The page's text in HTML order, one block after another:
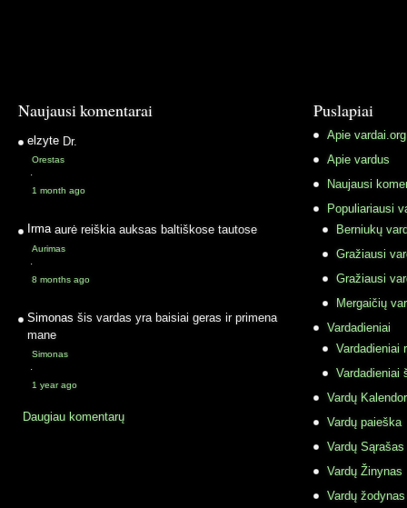
Naujausi komentarai
elzyte Dr.
Orestas
·
1 month ago
Irma aurė reiškia auksas baltiškose tautose
Aurimas
·
8 months ago
Simonas šis vardas yra baisiai geras ir primena
mane
Simonas
·
1 year ago
Daugiau komentarų
Puslapiai
Apie vardai.org
Apie vardus
Naujausi
Populiariausi
Berniukų
Gražiausi
Gražiausi
Mergaičių
Vardadieniai
Vardadieniai
Vardadieniai
Vardų
Vardų paieška
Vardų Sąrašas
Vardų Žinynas
Vardų